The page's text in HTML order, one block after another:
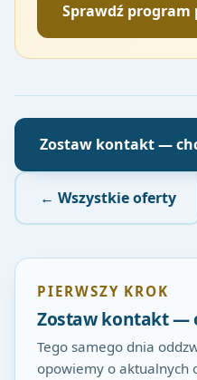
Sprawdź program
Zostaw kontakt —
← Wszystkie oferty
PIERWSZY KROK
Zostaw kontakt —
Tego samego dnia
opowiemy o